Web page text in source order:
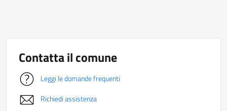
Contatta il comune
Leggi le domande frequenti
Richiedi assistenza